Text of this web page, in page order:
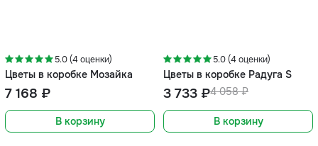
5.0 (4 оценки)
Цветы в коробке Мозайка
7 168 ₽
В корзину
5.0 (4 оценки)
Цветы в коробке Радуга S
4 058 ₽
3 733 ₽
В корзину